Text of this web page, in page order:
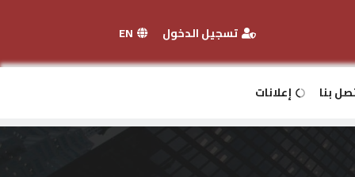
تسجيل الدخول
بنا إعلانات